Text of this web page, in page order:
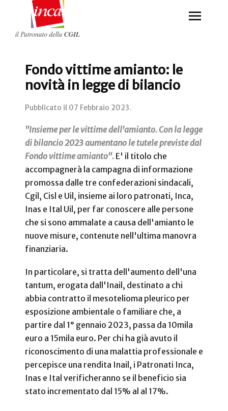
Fondo vittime amianto: le
novità in legge di bilancio
Pubblicato il 07 Febbraio 2023.
"Insieme per le vittime dell'amianto. Con la legge
di bilancio 2023 aumentano le tutele previste dal
Fondo vittime amianto". E' il titolo che
accompagnerà la campagna di informazione
promossa dalle tre confederazioni sindacali,
Cgil, Cisl e Uil, insieme ai loro patronati, Inca,
Inas e Ital Uil, per far conoscere alle persone
che si sono ammalate a causa dell'amianto le
nuove misure, contenute nell'ultima manovra
finanziaria.
In particolare, si tratta dell'aumento dell'una
tantum, erogata dall'Inail, destinato a chi
abbia contratto il mesotelioma pleurico per
esposizione ambientale o familiare che, a
partire dal 1° gennaio 2023, passa da 10mila
euro a 15mila euro. Per chi ha già avuto il
riconoscimento di una malattia professionale e
percepisce una rendita Inail, i Patronati Inca,
Inas e Ital verificheranno se il beneficio sia
stato incrementato dal 15% al al 17%.